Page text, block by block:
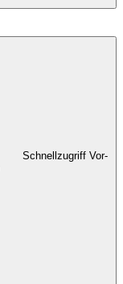
Schnellzugriff Vor-